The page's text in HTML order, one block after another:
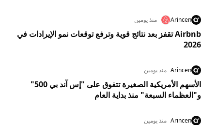
Arincen منذ يومين
Airbnb تقفز بعد نتائج قوية وترفع توقعات نمو الإيرادات في
2026
Arincen منذ يومين
الأسهم الأمريكية الصغيرة تتفوق على "إس آند بي 500"
و"العظماء السبعة" منذ بداية العام
Arincen منذ يومين